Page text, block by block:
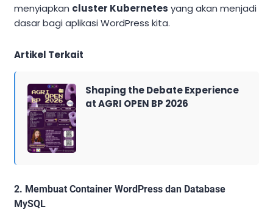
menyiapkan cluster Kubernetes yang akan menjadi
dasar bagi aplikasi WordPress kita.
Artikel Terkait
Shaping the Debate Experience
at AGRI OPEN BP 2026
2. Membuat Container WordPress dan Database
MySQL